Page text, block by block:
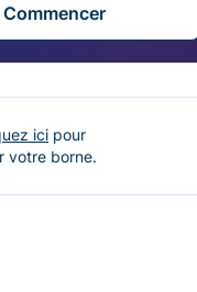
Commencer
ici pour
votre borne.